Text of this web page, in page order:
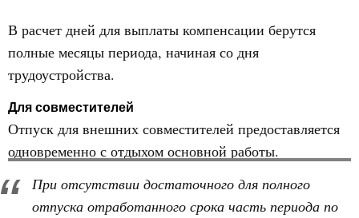
В расчет дней для выплаты компенсации берутся
полные месяцы периода, начиная со дня
трудоустройства.
Для совместителей
Отпуск для внешних совместителей предоставляется
одновременно с отдыхом основной работы.
При отсутствии достаточного для полного
отпуска отработанного срока часть периода по